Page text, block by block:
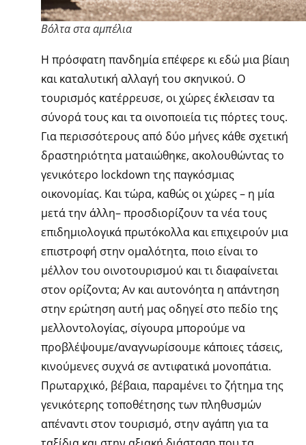
Βόλτα στα αμπέλια
Η πρόσφατη πανδημία επέφερε κι εδώ μια βίαιη
και καταλυτική αλλαγή του σκηνικού. Ο
τουρισμός κατέρρευσε, οι χώρες έκλεισαν τα
σύνορά τους και τα οινοποιεία τις πόρτες τους.
Για περισσότερους από δύο μήνες κάθε σχετική
δραστηριότητα ματαιώθηκε, ακολουθώντας το
γενικότερο lockdown της παγκόσμιας
οικονομίας. Και τώρα, καθώς οι χώρες – η μία
μετά την άλλη– προσδιορίζουν τα νέα τους
επιδημιολογικά πρωτόκολλα και επιχειρούν μια
επιστροφή στην ομαλότητα, ποιο είναι το
μέλλον του οινοτουρισμού και τι διαφαίνεται
στον ορίζοντα; Αν και αυτονόητα η απάντηση
στην ερώτηση αυτή μας οδηγεί στo πεδίo της
μελλοντολογίας, σίγουρα μπορούμε να
προβλέψουμε/αναγνωρίσουμε κάποιες τάσεις,
κινούμενες συχνά σε αντιφατικά μονοπάτια.
Πρωταρχικό, βέβαια, παραμένει το ζήτημα της
γενικότερης τοποθέτησης των πληθυσμών
απέναντι στον τουρισμό, στην αγάπη για τα